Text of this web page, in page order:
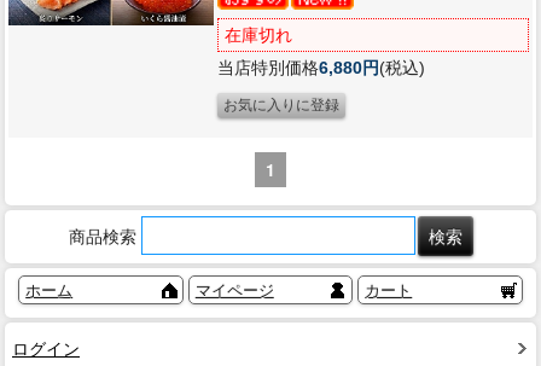
在庫切れ
当店特別価格6,880円(税込)
1
商品検索
ホーム マイページ カート
ログイン